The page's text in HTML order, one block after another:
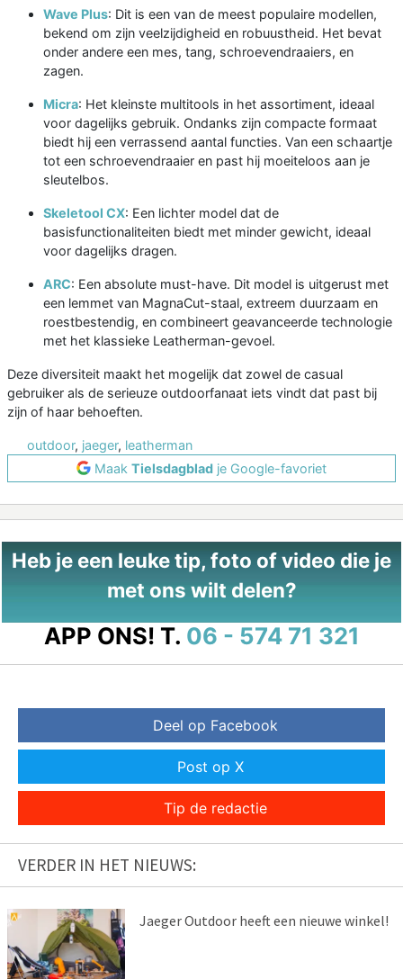
Wave Plus: Dit is een van de meest populaire modellen,
bekend om zijn veelzijdigheid en robuustheid. Het bevat
onder andere een mes, tang, schroevendraaiers, en
zagen.
Micra: Het kleinste multitools in het assortiment, ideaal
voor dagelijks gebruik. Ondanks zijn compacte formaat
biedt hij een verrassend aantal functies. Van een schaartje
tot een schroevendraaier en past hij moeiteloos aan je
sleutelbos.
Skeletool CX: Een lichter model dat de
basisfunctionaliteiten biedt met minder gewicht, ideaal
voor dagelijks dragen.
ARC: Een absolute must-have. Dit model is uitgerust met
een lemmet van MagnaCut-staal, extreem duurzaam en
roestbestendig, en combineert geavanceerde technologie
met het klassieke Leatherman-gevoel.
Deze diversiteit maakt het mogelijk dat zowel de casual
gebruiker als de serieuze outdoorfanaat iets vindt dat past bij
zijn of haar behoeften.
outdoor, jaeger, leatherman
Maak Tielsdagblad je Google-favoriet
Heb je een leuke tip, foto of video die je
met ons wilt delen?
APP ONS! T. 06 - 574 71 321
Deel op Facebook
Post op X
Tip de redactie
VERDER IN HET NIEUWS:
Jaeger Outdoor heeft een nieuwe winkel!